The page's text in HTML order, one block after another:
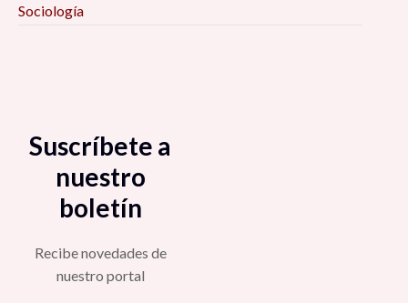
Sociología
Suscríbete a
nuestro
boletín
Recibe novedades de
nuestro portal